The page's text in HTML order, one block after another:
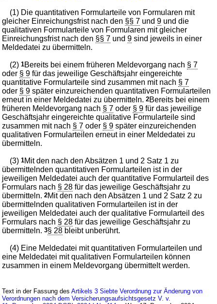
(1) Die quantitativen Formularteile von Formularen mit
gleicher Einreichungsfrist nach den §§ 7 und9 und die
qualitativen Formularteile von Formularen mit gleicher
Einreichungsfrist nach den §§ 7 und9 sind jeweils in einer
Meldedatei zu übermitteln.
(2)1Bereits bei einem früheren Meldevorgang nach § 7
oder § 9 für das jeweilige Geschäftsjahr eingereichte
quantitative Formularteile sind zusammen mit nach § 7
oder § 9 später einzureichenden quantitativen Formularteilen
erneut in einer Meldedatei zu übermitteln.2Bereits bei einem
früheren Meldevorgang nach § 7 oder § 9 für das jeweilige
Geschäftsjahr eingereichte qualitative Formularteile sind
zusammen mit nach § 7 oder § 9 später einzureichenden
qualitativen Formularteilen erneut in einer Meldedatei zu
übermitteln.
(3)1Mit den nach den Absätzen 1 und 2 Satz 1 zu
übermittelnden quantitativen Formularteilen ist in der
jeweiligen Meldedatei auch der quantitative Formularteil des
Formulars nach § 28 für das jeweilige Geschäftsjahr zu
übermitteln.2Mit den nach den Absätzen 1 und 2 Satz 2 zu
übermittelnden qualitativen Formularteilen ist in der
jeweiligen Meldedatei auch der qualitative Formularteil des
Formulars nach § 28 für das jeweilige Geschäftsjahr zu
übermitteln.3§ 28 bleibt unberührt.
(4) Eine Meldedatei mit quantitativen Formularteilen und
eine Meldedatei mit qualitativen Formularteilen können
zusammen in einem Meldevorgang übermittelt werden.
Text in der Fassung desArtikels 3 Siebte Verordnung zur Änderung von
Verordnungen nach dem Versicherungsaufsichtsgesetz V. v.